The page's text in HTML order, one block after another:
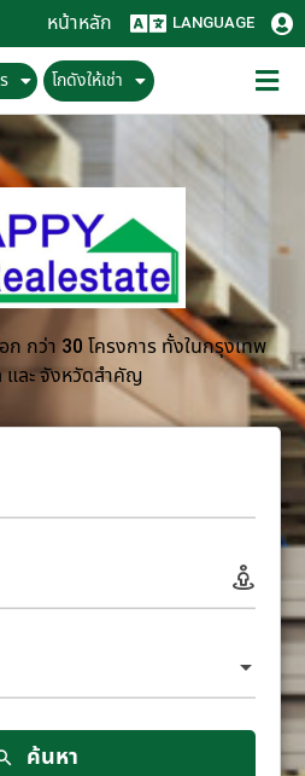
หน้าหลัก LANGUAGE
โกดังให้เช่า
ก กว่า 30 โครงการ ทั้งในกรุงเทพ
ละ จังหวัดสำคัญ
ค้นหา